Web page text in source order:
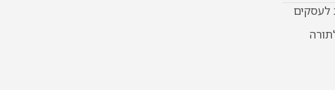
לעסקים